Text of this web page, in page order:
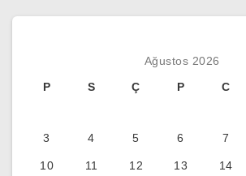
Ağustos 2026
P
S Ç P C
3 4 5 6 7
10 11 12 13 14